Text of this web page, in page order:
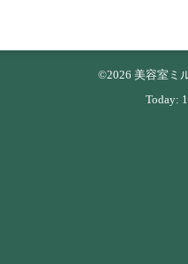
©2026 美容室ミ
Today: